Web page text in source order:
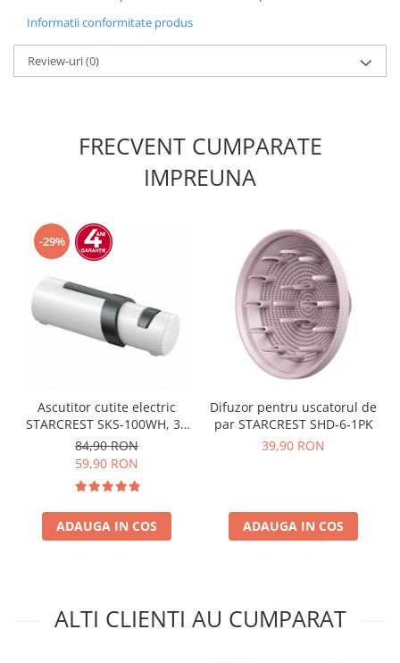
Informatii conformitate produs
Review-uri(0)
FRECVENT CUMPARATE
IMPREUNA
-29%
Ascutitor cutite electric
STARCREST SKS-100WH, 30
W, Alb
84,90 RON
59,90 RON
ADAUGA IN COS
Difuzor pentru uscatorul de
par STARCREST SHD-6-1PK
39,90 RON
ADAUGA IN COS
ALTI CLIENTI AU CUMPARAT